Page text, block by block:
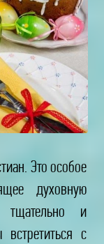
Это особое
духовную
и
встретиться с